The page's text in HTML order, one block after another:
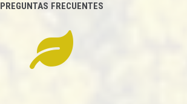
PREGUNTAS FRECUENTES